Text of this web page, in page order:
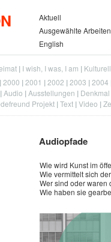
Aktuell
Ausgewählte Arbeiten
English
I wish, I was, I am
2000 2001 2002 2003 2004
Audio Ausstellungen Denkmal
Projekt Text Video
Audiopfade
Wie wird Kunst im
Wie vermittelt sich
Wer sind oder waren
Wie haben sie